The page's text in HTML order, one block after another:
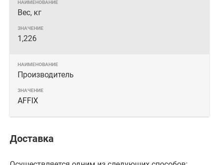
Вес, кг
1,226
Производитель
AFFIX
Доставка